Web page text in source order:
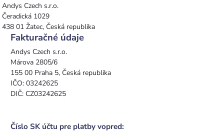
Andys Czech s.r.o.
Čeradická 1029
438 01 Žatec, Česká republika
Fakturačné údaje
Andys Czech s.r.o.
Márova 2805/6
155 00 Praha 5, Česká republika
IČO: 03242625
DIČ: CZ03242625
Číslo SK účtu pre platby vopred: